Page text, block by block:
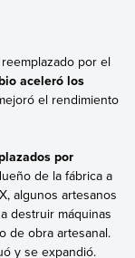
por el
aceleró los
el rendimiento
por
de la fábrica a
algunos artesanos
destruir máquinas
de obra artesanal.
y se expandió.